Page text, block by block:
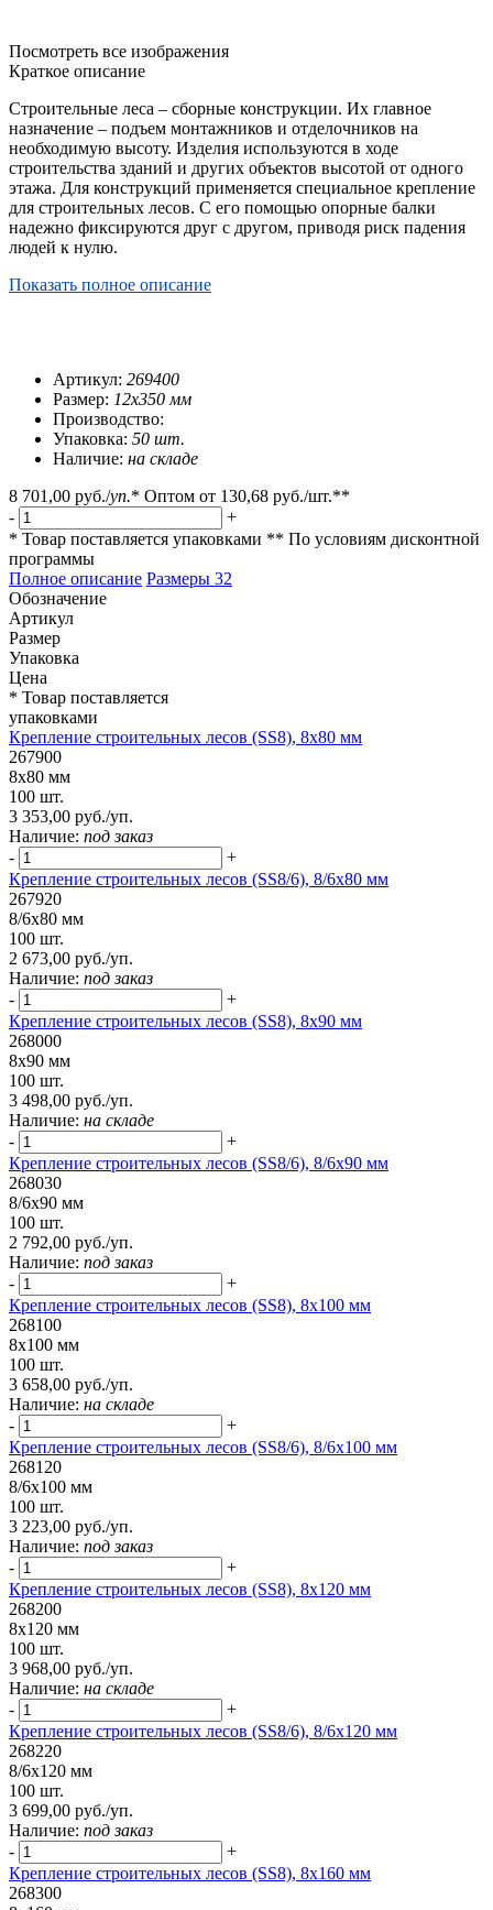
Посмотреть все изображения
Краткое описание
Строительные леса – сборные конструкции. Их главное
назначение – подъем монтажников и отделочников на
необходимую высоту. Изделия используются в ходе
строительства зданий и других объектов высотой от одного
этажа. Для конструкций применяется специальное крепление
для строительных лесов. С его помощью опорные балки
надежно фиксируются друг с другом, приводя риск падения
людей к нулю.
Показать полное описание
Артикул: 269400
Размер: 12х350 мм
Производство:
Упаковка: 50 шт.
Наличие: на складе
8 701,00 руб./уп.* Оптом от 130,68 руб./шт.**
-
+
* Товар поставляется упаковками ** По условиям дисконтной
программы
Полное описание Размеры 32
Обозначение
Артикул
Размер
Упаковка
Цена
* Товар поставляется
упаковками
Крепление строительных лесов (SS8), 8х80 мм
267900
8х80 мм
100 шт.
3 353,00 руб./уп.
Наличие: под заказ
-
+
Крепление строительных лесов (SS8/6), 8/6х80 мм
267920
8/6х80 мм
100 шт.
2 673,00 руб./уп.
Наличие: под заказ
-
+
Крепление строительных лесов (SS8), 8х90 мм
268000
8х90 мм
100 шт.
3 498,00 руб./уп.
Наличие: на складе
-
+
Крепление строительных лесов (SS8/6), 8/6х90 мм
268030
8/6х90 мм
100 шт.
2 792,00 руб./уп.
Наличие: под заказ
-
+
Крепление строительных лесов (SS8), 8х100 мм
268100
8х100 мм
100 шт.
3 658,00 руб./уп.
Наличие: на складе
-
+
Крепление строительных лесов (SS8/6), 8/6х100 мм
268120
8/6х100 мм
100 шт.
3 223,00 руб./уп.
Наличие: под заказ
-
+
Крепление строительных лесов (SS8), 8х120 мм
268200
8х120 мм
100 шт.
3 968,00 руб./уп.
Наличие: на складе
-
+
Крепление строительных лесов (SS8/6), 8/6х120 мм
268220
8/6х120 мм
100 шт.
3 699,00 руб./уп.
Наличие: под заказ
-
+
Крепление строительных лесов (SS8), 8х160 мм
268300